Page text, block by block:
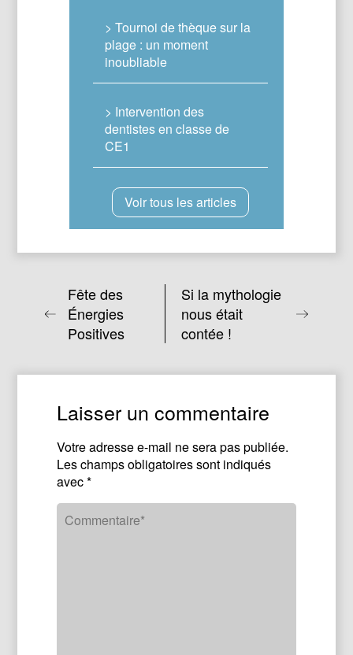
> Tournoi de thèque sur la
plage : un moment
inoubliable
> Intervention des
dentistes en classe de
CE1
Voir tous les articles
Fête des
Énergies
Positives
Si la mythologie
nous était
contée !
Laisser un commentaire
Votre adresse e-mail ne sera pas publiée.
Les champs obligatoires sont indiqués
avec*